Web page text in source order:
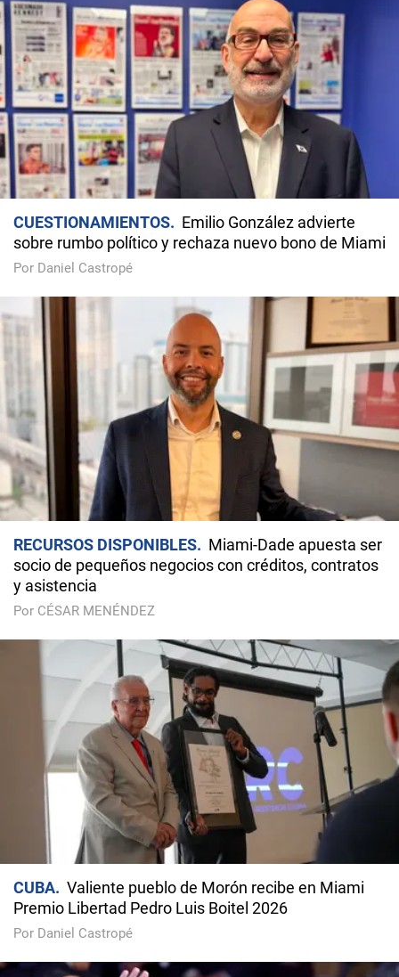
CUESTIONAMIENTOS
Emilio González advierte
sobre rumbo político y rechaza nuevo bono de Miami
Por Daniel Castropé
RECURSOS DISPONIBLES
Miami-Dade apuesta ser
socio de pequeños negocios con créditos, contratos
y asistencia
Por CÉSAR MENÉNDEZ
CUBA
Valiente pueblo de Morón recibe en Miami
Premio Libertad Pedro Luis Boitel 2026
Por Daniel Castropé